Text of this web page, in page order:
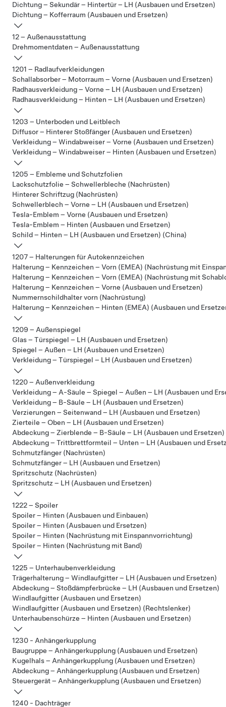
Dichtung – Sekundär – Hintertür – LH (Ausbauen und Ersetzen)
Dichtung – Kofferraum (Ausbauen und Ersetzen)
12 – Außenausstattung
Drehmomentdaten – Außenausstattung
1201 – Radlaufverkleidungen
Schallabsorber – Motorraum – Vorne (Ausbauen und Ersetzen)
Radhausverkleidung – Vorne – LH (Ausbauen und Ersetzen)
Radhausverkleidung – Hinten – LH (Ausbauen und Ersetzen)
1203 – Unterboden und Leitblech
Diffusor – Hinterer Stoßfänger (Ausbauen und Ersetzen)
Verkleidung – Windabweiser – Vorne (Ausbauen und Ersetzen)
Verkleidung – Windabweiser – Hinten (Ausbauen und Ersetzen)
1205 – Embleme und Schutzfolien
Lackschutzfolie – Schwellerbleche (Nachrüsten)
Hinterer Schriftzug (Nachrüsten)
Schwellerblech – Vorne – LH (Ausbauen und Ersetzen)
Tesla-Emblem – Vorne (Ausbauen und Ersetzen)
Tesla-Emblem – Hinten (Ausbauen und Ersetzen)
Schild – Hinten – LH (Ausbauen und Ersetzen) (China)
1207 – Halterungen für Autokennzeichen
Halterung – Kennzeichen – Vorn (EMEA) (Nachrüstung mit
Halterung – Kennzeichen – Vorn (EMEA) (Nachrüstung mit
Halterung – Kennzeichen – Vorne (Ausbauen und Ersetzen)
Nummernschildhalter vorn (Nachrüstung)
Halterung – Kennzeichen – Hinten (EMEA) (Ausbauen und
1209 – Außenspiegel
Glas – Türspiegel – LH (Ausbauen und Ersetzen)
Spiegel – Außen – LH (Ausbauen und Ersetzen)
Verkleidung – Türspiegel – LH (Ausbauen und Ersetzen)
1220 – Außenverkleidung
Verkleidung – A-Säule – Spiegel – Außen – LH (Ausbauen und
Verkleidung – B-Säule – LH (Ausbauen und Ersetzen)
Verzierungen – Seitenwand – LH (Ausbauen und Ersetzen)
Zierteile – Oben – LH (Ausbauen und Ersetzen)
Abdeckung – Zierblende – B-Säule – LH (Ausbauen und Ersetzen)
Abdeckung – Trittbrettformteil – Unten – LH (Ausbauen und
Schmutzfänger (Nachrüsten)
Schmutzfänger – LH (Ausbauen und Ersetzen)
Spritzschutz (Nachrüsten)
Spritzschutz – LH (Ausbauen und Ersetzen)
1222 – Spoiler
Spoiler – Hinten (Ausbauen und Einbauen)
Spoiler – Hinten (Ausbauen und Ersetzen)
Spoiler – Hinten (Nachrüstung mit Einspannvorrichtung)
Spoiler – Hinten (Nachrüstung mit Band)
1225 – Unterhaubenverkleidung
Trägerhalterung – Windlaufgitter – LH (Ausbauen und Ersetzen)
Abdeckung – Stoßdämpferbrücke – LH (Ausbauen und Ersetzen)
Windlaufgitter (Ausbauen und Ersetzen)
Windlaufgitter (Ausbauen und Ersetzen) (Rechtslenker)
Unterhaubenschürze – Hinten (Ausbauen und Ersetzen)
1230 - Anhängerkupplung
Baugruppe – Anhängerkupplung (Ausbauen und Ersetzen)
Kugelhals – Anhängerkupplung (Ausbauen und Ersetzen)
Abdeckung – Anhängerkupplung (Ausbauen und Ersetzen)
Steuergerät – Anhängerkupplung (Ausbauen und Ersetzen)
1240 - Dachträger